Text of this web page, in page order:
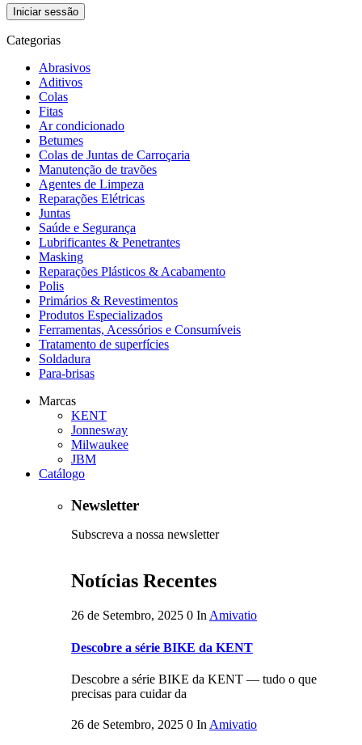
Categorias
Abrasivos
Aditivos
Colas
Fitas
Ar condicionado
Betumes
Colas de Juntas de Carroçaria
Manutenção de travões
Agentes de Limpeza
Reparações Elétricas
Juntas
Saúde e Segurança
Lubrificantes & Penetrantes
Masking
Reparações Plásticos & Acabamento
Polis
Primários & Revestimentos
Produtos Especializados
Ferramentas, Acessórios e Consumíveis
Tratamento de superfícies
Soldadura
Para-brisas
Marcas
KENT
Jonnesway
Milwaukee
JBM
Catálogo
Newsletter
Subscreva a nossa newsletter
Notícias Recentes
26 de Setembro, 2025 0 InAmivatio
Descobre a série BIKE da KENT
Descobre a série BIKE da KENT — tudo o que
precisas para cuidar da
26 de Setembro, 2025 0 In Amivatio